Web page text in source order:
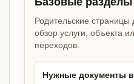
Родительские
обзор услуги, объекта
переходов.
Нужные документы